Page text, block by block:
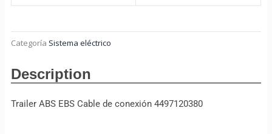
Categoría Sistema eléctrico
Description
Trailer ABS EBS Cable de conexión 4497120380